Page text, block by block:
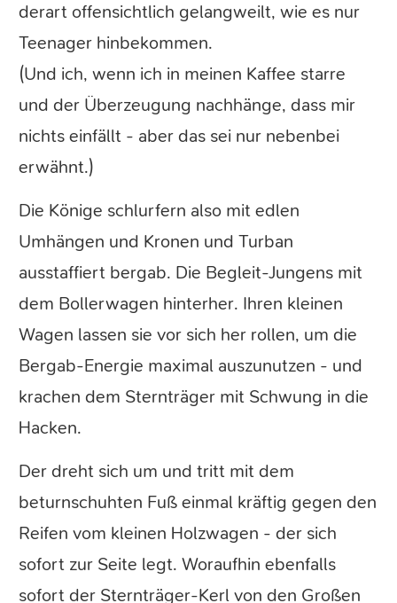
derart offensichtlich gelangweilt, wie es nur
Teenager hinbekommen.
(Und ich, wenn ich in meinen Kaffee starre
und der Überzeugung nachhänge, dass mir
nichts einfällt - aber das sei nur nebenbei
erwähnt.)
Die Könige schlurfern also mit edlen
Umhängen und Kronen und Turban
ausstaffiert bergab. Die Begleit-Jungens mit
dem Bollerwagen hinterher. Ihren kleinen
Wagen lassen sie vor sich her rollen, um die
Bergab-Energie maximal auszunutzen - und
krachen dem Sternträger mit Schwung in die
Hacken.
Der dreht sich um und tritt mit dem
beturnschuhten Fuß einmal kräftig gegen den
Reifen vom kleinen Holzwagen - der sich
sofort zur Seite legt. Woraufhin ebenfalls
sofort der Sternträger-Kerl von den Großen